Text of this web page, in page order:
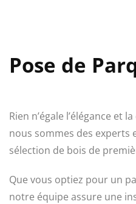
Pose de
Rien n’égale l’élégance et
nous sommes des experts
sélection de bois de
Que vous optiez pour un
notre équipe assure une